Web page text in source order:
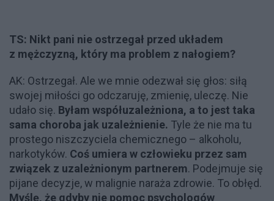
TS: Nikt pani nie ostrzegał przed układem
z mężczyzną, który ma problem z nałogiem?
AK: Ostrzegał. Ale we mnie odezwał się głos: siłą
swojej miłości go odczaruję, zmienię, uleczę. Nie
udało się. Byłam współuzależniona, a to jest taka
sama choroba jak uzależnienie. Tyle że nie ma tu
prostego niszczyciela chemicznego – alkoholu,
narkotyków. Coś umiera w człowieku przez sam
związek z uzależnionym partnerem. Podejmuje się
pijane decyzje, w malignie naraża zdrowie. To obłęd.
Myślę, że gdyby nie pomoc psychologów